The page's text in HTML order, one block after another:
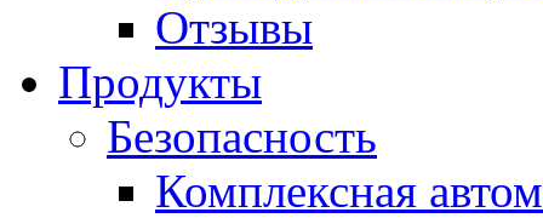
Отзывы
Продукты
Безопасность
Комплексная